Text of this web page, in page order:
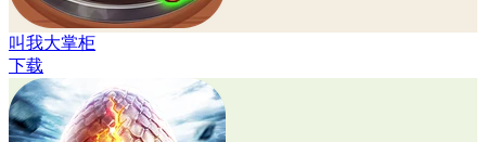
叫我大掌柜
下载